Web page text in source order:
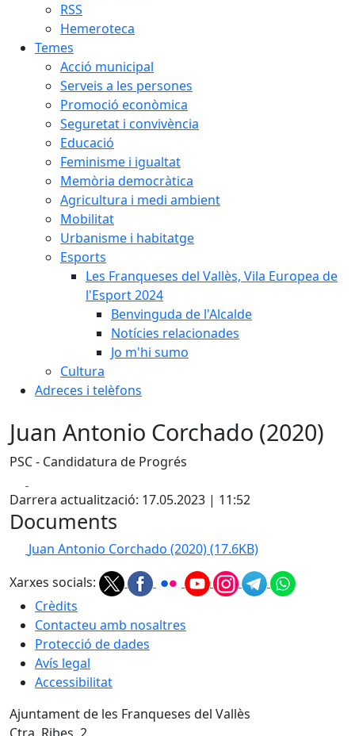
RSS
Hemeroteca
Temes
Acció municipal
Serveis a les persones
Promoció econòmica
Seguretat i convivència
Educació
Feminisme i igualtat
Memòria democràtica
Agricultura i medi ambient
Mobilitat
Urbanisme i habitatge
Esports
Les Franqueses del Vallès, Vila Europea de
l'Esport 2024
Benvinguda de l'Alcalde
Notícies relacionades
Jo m'hi sumo
Cultura
Adreces i telèfons
Juan Antonio Corchado (2020)
PSC - Candidatura de Progrés
Darrera actualització: 17.05.2023 | 11:52
Documents
Juan Antonio Corchado (2020)(17.6KB)
Xarxes socials:
Crèdits
Contacteu amb nosaltres
Protecció de dades
Avís legal
Accessibilitat
Ajuntament de les Franqueses del Vallès